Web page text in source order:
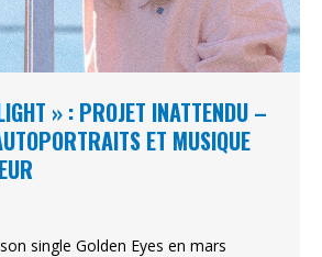
» : PROJET INATTENDU –
ET MUSIQUE
single Golden Eyes en mars